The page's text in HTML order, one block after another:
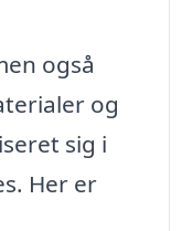
også
og
sig i
Her er